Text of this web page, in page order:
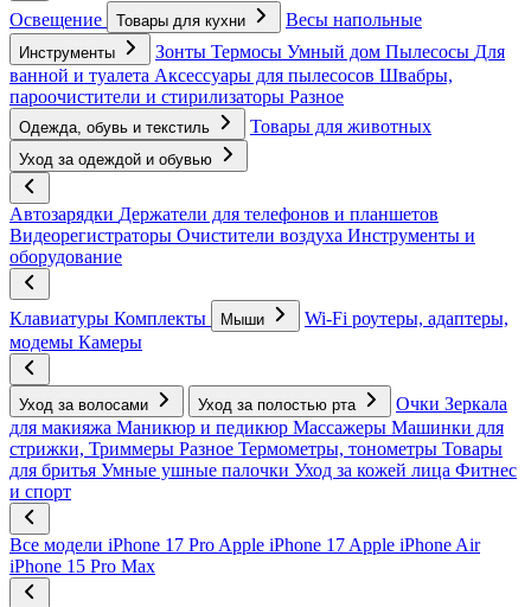
Освещение Товары для кухни Весы напольные
Инструменты Зонты Термосы Умный дом Пылесосы Для
ванной и туалета Аксессуары для пылесосов Швабры,
пароочистители и стирилизаторы Разное
Одежда, обувь и текстиль Товары для животных
Уход за одеждой и обувью
Автозарядки Держатели для телефонов и планшетов
Видеорегистраторы Очистители воздуха Инструменты и
оборудование
Клавиатуры Комплекты Мыши
Wi-Fi роутеры, адаптеры,
модемы Камеры
Уход за волосами Уход за полостью рта Очки Зеркала
для макияжа Маникюр и педикюр Массажеры Машинки для
стрижки, Триммеры Разное Термометры, тонометры Товары
для бритья Умные ушные палочки Уход за кожей лица Фитнес
и спорт
Все модели iPhone 17 Pro Apple iPhone 17 Apple iPhone Air
iPhone 15 Pro Max